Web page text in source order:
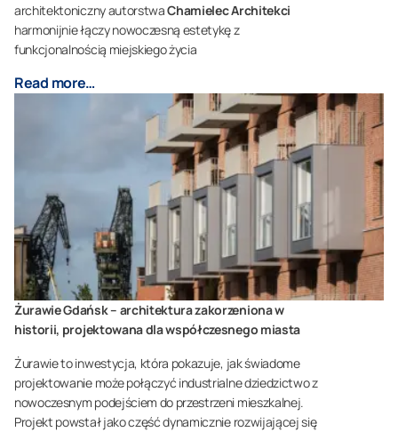
architektoniczny autorstwaChamielec Architekci
harmonijnie łączy nowoczesną estetykę z
funkcjonalnością miejskiego życia
Read more…
Żurawie Gdańsk – architektura zakorzeniona w
historii, projektowana dla współczesnego miasta
Żurawie to inwestycja, która pokazuje, jak świadome
projektowanie może połączyć industrialne dziedzictwo z
nowoczesnym podejściem do przestrzeni mieszkalnej.
Projekt powstał jako część dynamicznie rozwijającej się